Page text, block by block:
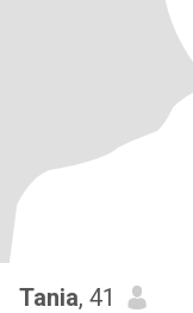
Tania, 41